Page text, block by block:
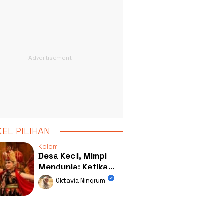
PILIHAN
Kolom
Desa Kecil, Mimpi
Mendunia: Ketika
Kolaborasi
Mengubah Wajah
Oktavia Ningrum